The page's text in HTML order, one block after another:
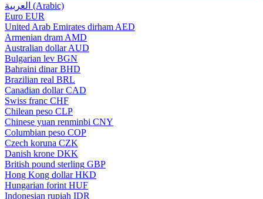
العربية (Arabic)
Euro EUR
United Arab Emirates dirham AED
Armenian dram AMD
Australian dollar AUD
Bulgarian lev BGN
Bahraini dinar BHD
Brazilian real BRL
Canadian dollar CAD
Swiss franc CHF
Chilean peso CLP
Chinese yuan renminbi CNY
Columbian peso COP
Czech koruna CZK
Danish krone DKK
British pound sterling GBP
Hong Kong dollar HKD
Hungarian forint HUF
Indonesian rupiah IDR